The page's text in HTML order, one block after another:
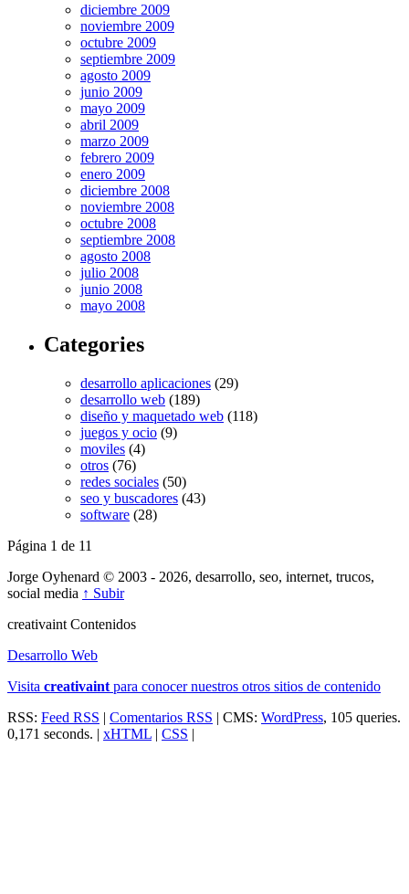
diciembre 2009
noviembre 2009
octubre 2009
septiembre 2009
agosto 2009
junio 2009
mayo 2009
abril 2009
marzo 2009
febrero 2009
enero 2009
diciembre 2008
noviembre 2008
octubre 2008
septiembre 2008
agosto 2008
julio 2008
junio 2008
mayo 2008
Categories
desarrollo aplicaciones (29)
desarrollo web (189)
diseño y maquetado web (118)
juegos y ocio (9)
moviles (4)
otros (76)
redes sociales (50)
seo y buscadores (43)
software (28)
Página 1 de 11
Jorge Oyhenard © 2003 - 2026, desarrollo, seo, internet, trucos,
social media ↑ Subir
creativaint Contenidos
Desarrollo Web
Visita creativaint para conocer nuestros otros sitios de contenido
RSS: Feed RSS | Comentarios RSS | CMS: WordPress, 105 queries.
0,171 seconds. | xHTML | CSS |